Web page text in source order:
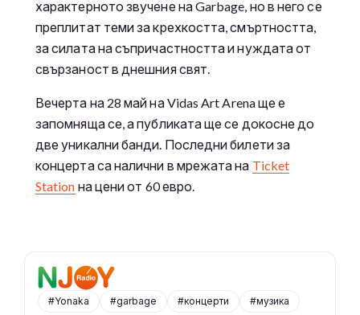
характерното звучене на Garbage, но в него се
преплитат теми за крехкостта, смъртността,
за силата на съпричастността и нуждата от
свързаност в днешния свят.
Вечерта на 28 май на Vidas Art Arena ще е
запомняща се, а публиката ще се докосне до
две уникални банди. Последни билети за
концерта са налични в мрежата на Ticket
Station на цени от 60 евро.
#Yonaka #garbage #концерти #музика